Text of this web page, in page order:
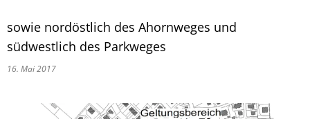
sowie nordöstlich des Ahornweges und
südwestlich des Parkweges
16. Mai 2017